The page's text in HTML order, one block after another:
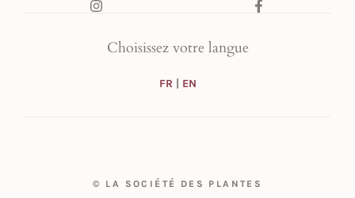
Choisissez votre langue
FR | EN
© LA SOCIÉTÉ DES PLANTES